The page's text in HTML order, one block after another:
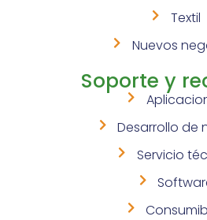
Textil
Nuevos
Soporte y
Desarrollo de
Servicio